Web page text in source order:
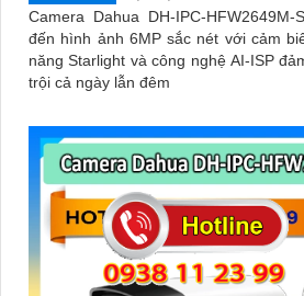
Camera Dahua DH-IPC-HFW2649M-
đến hình ảnh 6MP sắc nét với cảm biến
năng Starlight và công nghệ AI-ISP
trội cả ngày lẫn đêm